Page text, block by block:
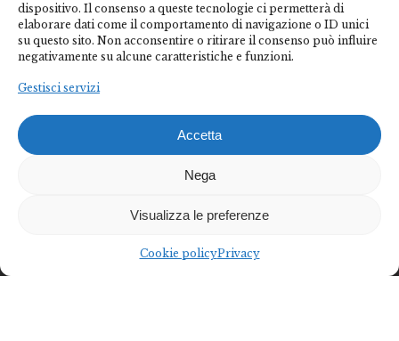
dispositivo. Il consenso a queste tecnologie ci permetterà di
elaborare dati come il comportamento di navigazione o ID unici
su questo sito. Non acconsentire o ritirare il consenso può influire
negativamente su alcune caratteristiche e funzioni.
Gestisci servizi
Accetta
Nega
Visualizza le preferenze
Cookie policyPrivacy